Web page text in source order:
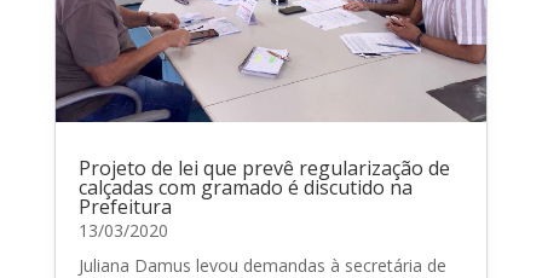
Projeto de lei que prevê regularização de
calçadas com gramado é discutido na
Prefeitura
13/03/2020
Juliana Damus levou demandas à secretária de